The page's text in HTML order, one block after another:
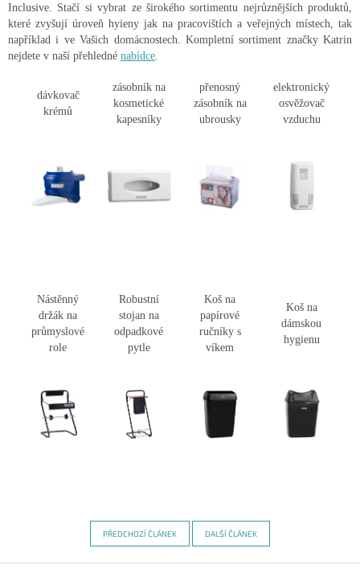
Inclusive. Stačí si vybrat ze širokého sortimentu nejrůznějších produktů,
které zvyšují úroveň hyieny jak na pracovištích a veřejných místech, tak
například i ve Vašich domácnostech. Kompletní sortiment značky Katrin
nejdete v naší přehledné nabídce
dávkovač
krémů
zásobník na
kosmetické
kapesníky
přenosný
zásobník na
ubrousky
elektronický
osvěžovač
vzduchu
Nástěnný
držák na
průmyslové
role
Robustní
stojan na
odpadkové
pytle
Koš na
papírové
ručníky s
víkem
Koš na
dámskou
hygienu
PŘEDCHOZÍ ČLÁNEK DALŠÍ ČLÁNEK